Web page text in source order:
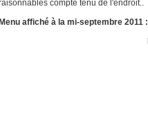
compte tenu de l'endroit..
Menu affiché à la mi-septembre 2011 :